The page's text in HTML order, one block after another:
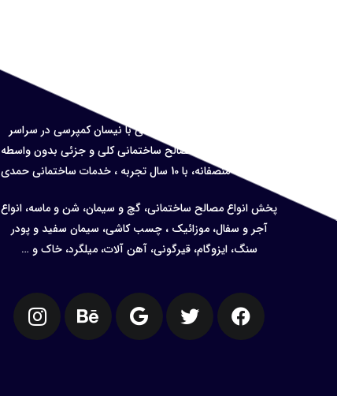
مصالح ساختمانی با نیسان کمپرسی در سراسر
تهران ، پخش کلیه مصالح ساختمانی کلی و جزئی بدون واسطه
و با قیمت منصفانه، با 10 سال تجربه ، خدمات ساختمانی حمدی
پخش انواع مصالح ساختمانی، گچ و سیمان، شن و ماسه، انواع
آجر و سفال، موزائیک ، چسب کاشی، سیمان سفید و پودر
سنگ، ایزوگام، قیرگونی، آهن آلات، میلگرد، خاک و …